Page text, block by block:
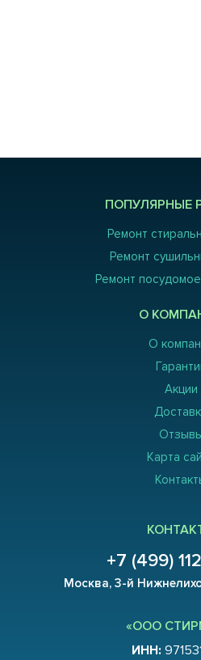
ПОПУЛЯРНЫЕ
Ремонт
Ремонт
Ремонт
О
О
Акции
Карта
+7 (499)
Москва, 3-й
«ООО
ИНН: